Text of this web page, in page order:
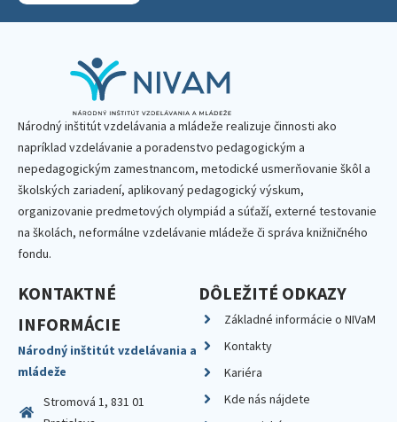
Národný inštitút vzdelávania a mládeže realizuje činnosti ako
napríklad vzdelávanie a poradenstvo pedagogickým a
nepedagogickým zamestnancom, metodické usmerňovanie škôl a
školských zariadení, aplikovaný pedagogický výskum,
organizovanie predmetových olympiád a súťaží, externé testovanie
na školách, neformálne vzdelávanie mládeže či správa knižničného
fondu.
KONTAKTNÉ
INFORMÁCIE
Národný inštitút vzdelávania a
mládeže
Stromová 1, 831 01
DÔLEŽITÉ ODKAZY
Základné informácie o NIVaM
Kontakty
Kariéra
Kde nás nájdete